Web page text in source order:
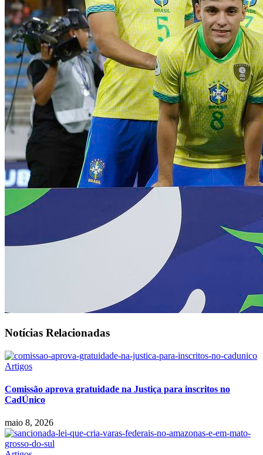
Notícias Relacionadas
Artigos
Comissão aprova gratuidade na Justiça para inscritos no
CadÚnico
maio 8, 2026